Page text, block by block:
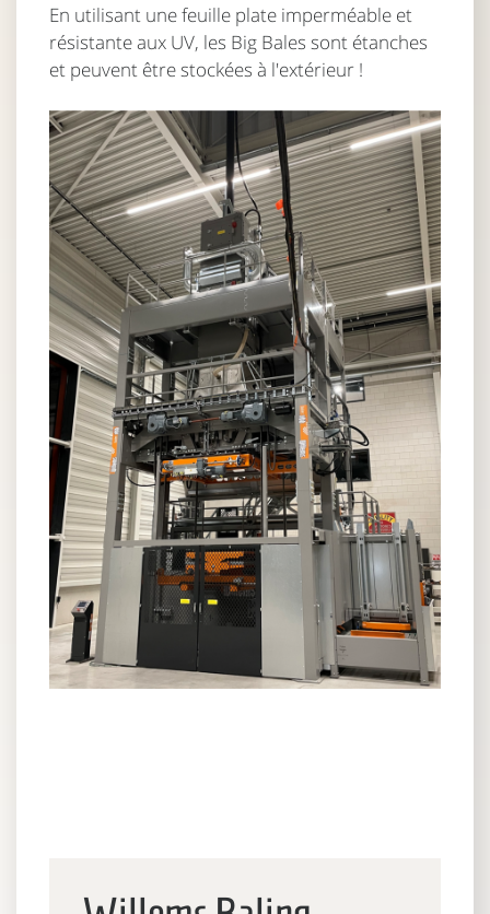
En utilisant une feuille plate imperméable et
résistante aux UV, les Big Bales sont étanches
et peuvent être stockées à l'extérieur !